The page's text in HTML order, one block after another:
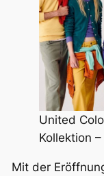
United
Kollektion
Mit der